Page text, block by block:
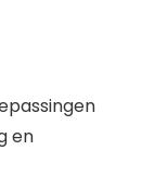
en